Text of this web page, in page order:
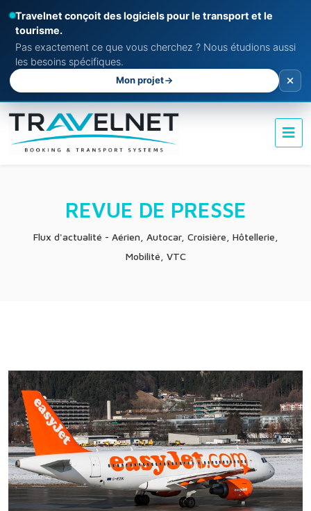
Travelnet conçoit des logiciels pour le transport et le
tourisme.
Pas exactement ce que vous cherchez ? Nous étudions aussi
les besoins spécifiques.
Mon projet
REVUE DE PRESSE
Flux d'actualité - Aérien, Autocar, Croisière, Hôtellerie,
Mobilité, VTC